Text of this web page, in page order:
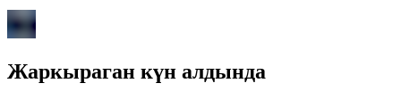
Жаркыраган күн алдында